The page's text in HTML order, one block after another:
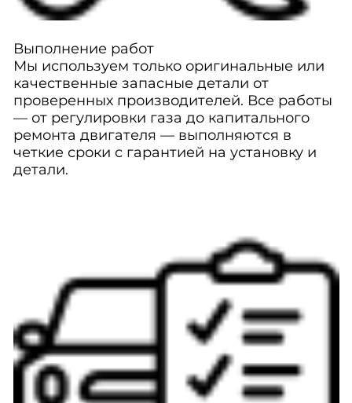
Выполнение работ
Мы используем только оригинальные или
качественные запасные детали от
проверенных производителей. Все работы
— от регулировки газа до капитального
ремонта двигателя — выполняются в
четкие сроки с гарантией на установку и
детали.